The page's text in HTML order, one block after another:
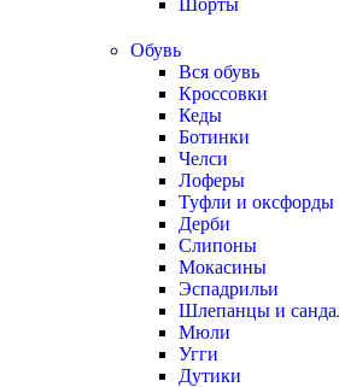
Шорты
Обувь
Вся обувь
Кроссовки
Кеды
Ботинки
Челси
Лоферы
Туфли и оксфорды
Дерби
Слипоны
Мокасины
Эспадрильи
Шлепанцы и
Мюли
Угги
Дутики